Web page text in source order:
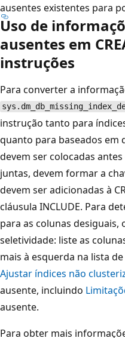
ausentes existentes para
Uso de
ausentes em
instruções
Para converter a
instrução tanto para
quanto para baseados em
devem ser colocadas
juntas, devem formar a
devem ser adicionadas à
cláusula INCLUDE. Para
para as colunas desiguais,
seletividade: liste as
mais à esquerda na lista
Ajustar índices não
ausente, incluindo
ausente.
Para obter mais